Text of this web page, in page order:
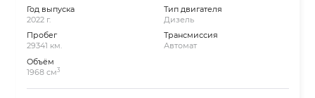
Год выпуска
2022 г.
Пробег
29341 км.
Объём
1968 см3
Тип двигателя
Дизель
Трансмиссия
Автомат